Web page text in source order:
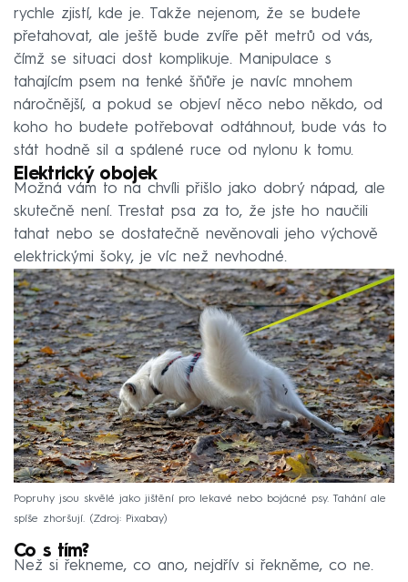
rychle zjistí, kde je. Takže nejenom, že se budete
přetahovat, ale ještě bude zvíře pět metrů od vás,
čímž se situaci dost komplikuje. Manipulace s
tahajícím psem na tenké šňůře je navíc mnohem
náročnější, a pokud se objeví něco nebo někdo, od
koho ho budete potřebovat odtáhnout, bude vás to
stát hodně sil a spálené ruce od nylonu k tomu.
Elektrický obojek
Možná vám to na chvíli přišlo jako dobrý nápad, ale
skutečně není. Trestat psa za to, že jste ho naučili
tahat nebo se dostatečně nevěnovali jeho výchově
elektrickými šoky, je víc než nevhodné.
Popruhy jsou skvělé jako jištění pro lekavé nebo bojácné psy. Tahání ale
spíše zhoršují.
Zdroj: Pixabay
Co s tím?
Než si řekneme, co ano, nejdřív si řekněme, co ne.